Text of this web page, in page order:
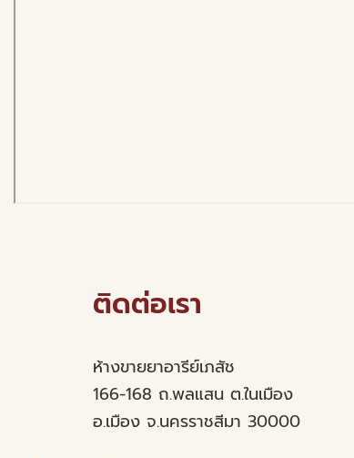
ติดต่อเรา
ห้างขายยาอารีย์เภสัช
166-168 ถ.พลแสน ต.ในเมือง
อ.เมือง จ.นครราชสีมา 30000